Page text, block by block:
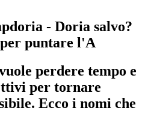
- Doria salvo?
puntare l'A
perdere tempo e
per tornare
Ecco i nomi che